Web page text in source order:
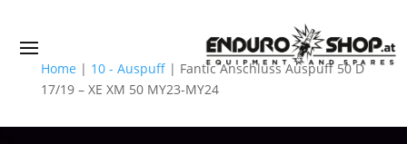
Home | 10 - Auspuff| Fantic Anschluss Auspuff 50 D
17/19 – XE XM 50 MY23-MY24